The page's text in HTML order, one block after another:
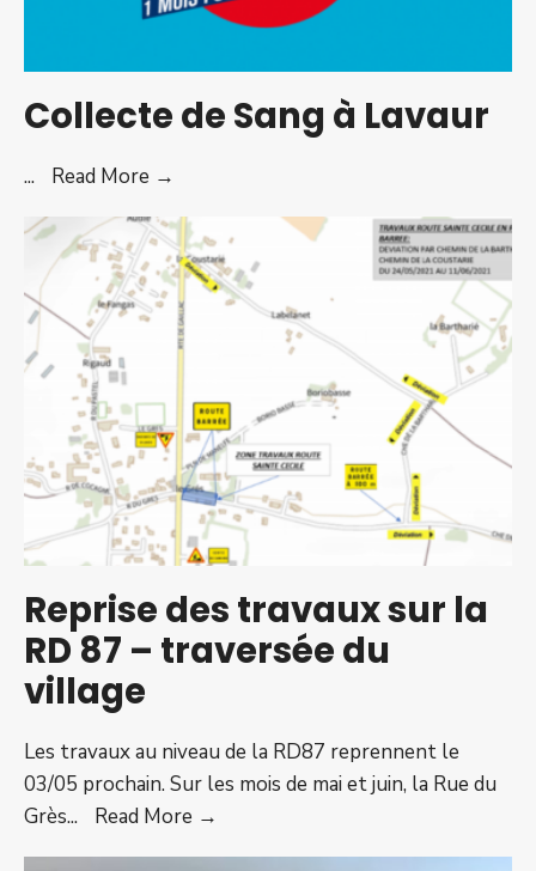
Collecte de Sang à Lavaur
... Read More →
Sang
à
Lavaur
Reprise des travaux sur la
RD 87 – traversée du
village
Les travaux au niveau de la RD87 reprennent le
03/05 prochain. Sur les mois de mai et juin, la Rue du
Grès... Read More →